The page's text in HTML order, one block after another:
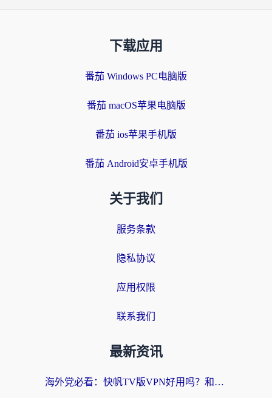
下载应用
番茄 Windows PC电脑版
番茄 macOS苹果电脑版
番茄 ios苹果手机版
番茄 Android安卓手机版
关于我们
服务条款
隐私协议
应用权限
联系我们
最新资讯
海外党必看：快帆TV版VPN好用吗？和快游VPN对比哪个回国效果更好？附实用避坑指南